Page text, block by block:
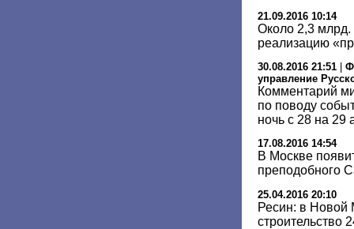
21.09.2016 10:14
Около 2,3 млрд.
реализацию
30.08.2016 21:51
управление
Комментарий
по поводу
ночь с 28 на 29
17.08.2016 14:54
В Москве
преподобного
25.04.2016 20:10
Ресин: в Новой
строительство